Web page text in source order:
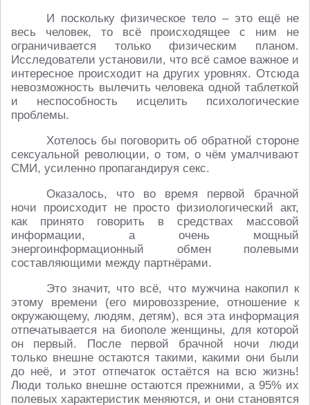
И поскольку физическое тело – это ещё не
весь человек, то всё происходящее с ним не
ограничивается только физическим планом.
Исследователи установили, что всё самое важное и
интересное происходит на других уровнях. Отсюда
невозможность вылечить человека одной таблеткой
и неспособность исцелить психологические
проблемы.
Хотелось бы поговорить об обратной стороне
сексуальной революции, о том, о чём умалчивают
СМИ, усиленно пропагандируя секс.
Оказалось, что во время первой брачной
ночи происходит не просто физиологический акт,
как принято говорить в средствах массовой
информации, а очень мощный
энергоинформационный обмен полевыми
составляющими между партнёрами.
Это значит, что всё, что мужчина накопил к
этому времени (его мировоззрение, отношение к
окружающему, людям, детям), вся эта информация
отпечатывается на биополе женщины, для которой
он первый. После первой брачной ночи люди
только внешне остаются такими, какими они были
до неё, и этот отпечаток остаётся на всю жизнь!
Люди только внешне остаются прежними, а 95% их
полевых характеристик меняются, и они становятся